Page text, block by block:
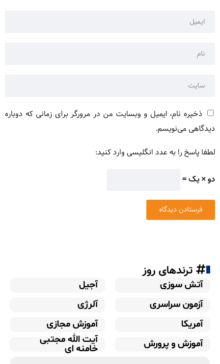
ذخیره نام، ایمیل و وبسایت من در مرورگر برای زمانی که دوباره
دیدگاهی می‌نویسم.
لطفا پاسخ را به عدد انگلیسی وارد کنید:
دو × یک =
ترندهای روز
آتش سوزی
آجیل
آزمون سراسری
آلرژی
آمریکا
آموزش مجازی
آموزش و پرورش
آیت الله مجتبی
خامنه ای